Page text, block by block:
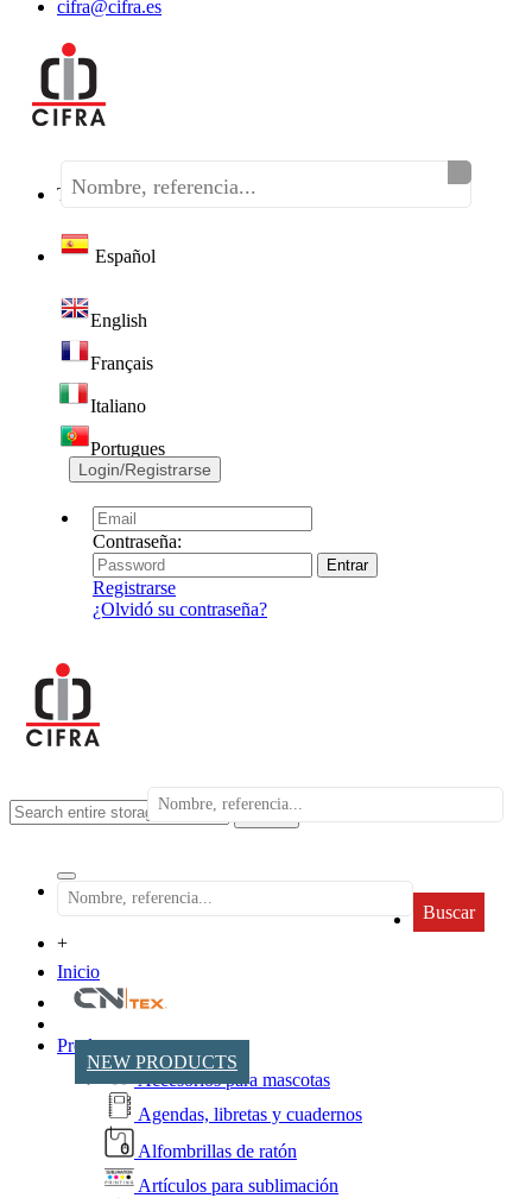
cifra@cifra.es
Teléfono:(+34) 968 320 046
Español
English
Français
Italiano
Portugues
Login/Registrarse
Contraseña:
Registrarse
¿Olvidó su contraseña?
search
Buscar
+
Inicio
NEW PRODUCTS
Productos
Accesorios para mascotas
Agendas, libretas y cuadernos
Alfombrillas de ratón
Artículos para sublimación